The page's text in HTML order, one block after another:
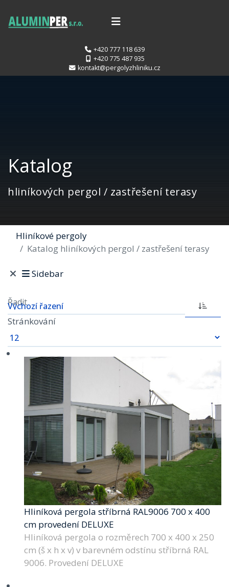
+420 777 118 639
+420 775 487 935
kontakt@pergolyzhliniku.cz
Katalog
hliníkových pergol / zastřešení terasy
Hliníkové pergoly
Katalog hliníkových pergol / zastřešení terasy
Sidebar
Řadit
Stránkování
Hliníková pergola stříbrná RAL9006 700 x 400
cm provedení DELUXE
Hliníková pergola o rozměrech 700 x 400 x 250
cm (š x h x v) v barevném odstínu stříbrná RAL
9006. Provedení DELUXE